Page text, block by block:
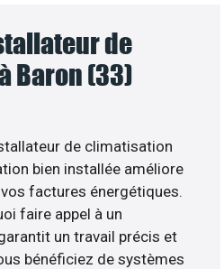
de
Baron (33)
de climatisation
bien installée améliore
factures énergétiques.
faire appel à un
un travail précis et
bénéficiez de systèmes